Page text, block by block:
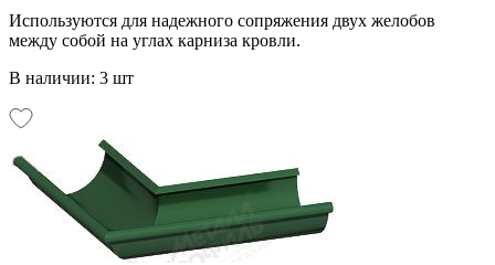
Используются для надежного сопряжения двух желобов
между собой на углах карниза кровли.
В наличии: 3 шт